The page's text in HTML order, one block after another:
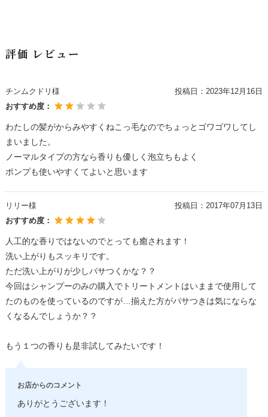
評価 レビュー
チンムクドリ様 投稿日： 2023年12月16日
おすすめ度：
わたしの髪がからみやすくねこっ毛なのでちょっとゴワゴワしてし
まいました。
ノーマルタイプの方なら香りも優しく泡立ちもよく
ポンプも使いやすくてよいと思います
リリー様 投稿日： 2017年07月13日
おすすめ度：
人工的な香りではないのでとっても癒されます！
洗い上がりもスッキリです。
ただ洗い上がりが少しパサつくかな？？
今回はシャンプーのみの購入でトリートメントはいままで使用して
たのものを使っているのですが…揃えた方がパサつきは気にならな
くなるんでしょうか？？
もう１つの香りも是非試してみたいです！
お店からのコメント
ありがとうございます！